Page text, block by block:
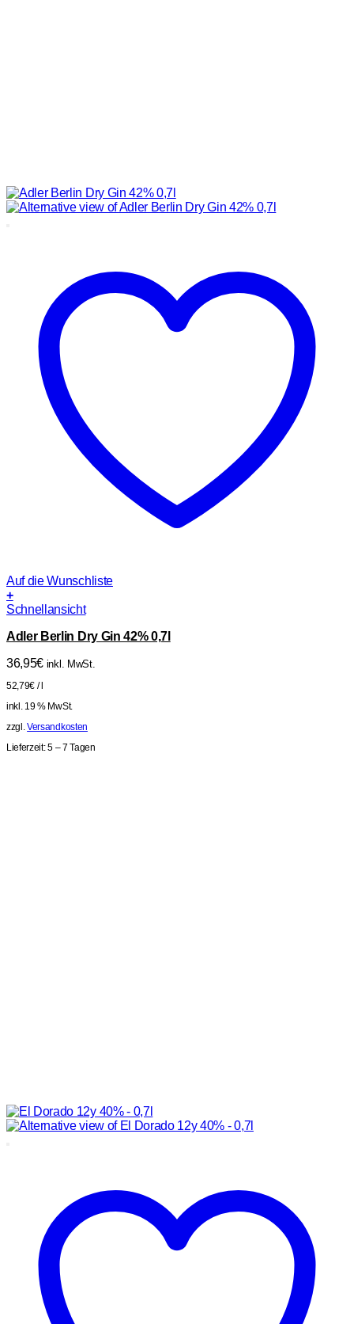
Auf die Wunschliste
+
Schnellansicht
Adler Berlin Dry Gin 42% 0,7l
36,95€ inkl. MwSt.
52,79€ /l
inkl. 19 % MwSt.
zzgl.Versandkosten
Lieferzeit:5 – 7 Tagen